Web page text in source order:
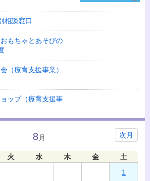
相談窓口
もちゃとあそびの
（療育支援事業）
ップ（療育支援事
次月
8月
火 水 木 金
土
1